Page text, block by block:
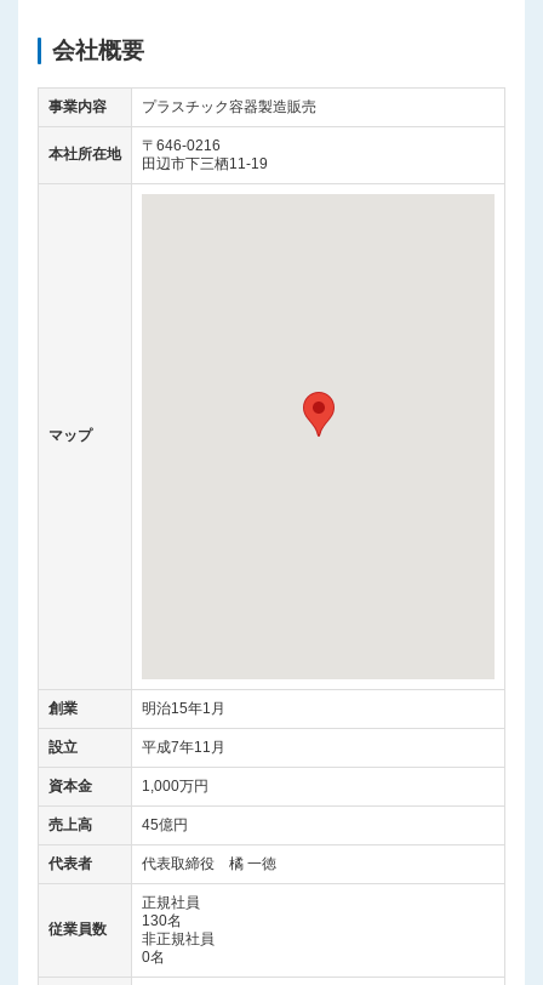
会社概要
事業内容 プラスチック容器製造販売
本社所在地
〒646-0216
田辺市下三栖11-19
マップ
創業 明治15年1月
設立 平成7年11月
資本金 1,000万円
売上高 45億円
代表者 代表取締役 橘 一徳
従業員数
正規社員
130名
非正規社員
0名